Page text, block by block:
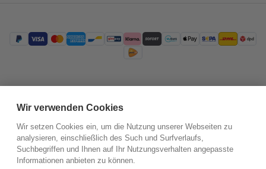
Wir verwenden Cookies
Wir setzen Cookies ein, um die Nutzung unserer Webseiten zu
analysieren, einschließlich des Such und Surfverlaufs,
Suchbegriffen und Ihnen auf Ihr Nutzungsverhalten angepasste
Informationen anbieten zu können.